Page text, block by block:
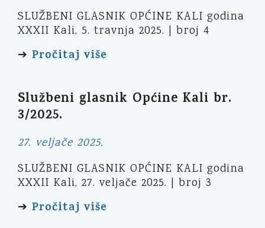
SLUŽBENI GLASNIK OPĆINE KALI godina
XXXII Kali, 5. travnja 2025. | broj 4
➔ Pročitaj više
Službeni glasnik Općine Kali br.
3/2025.
27. veljače 2025.
SLUŽBENI GLASNIK OPĆINE KALI godina
XXXII Kali, 27. veljače 2025. | broj 3
➔ Pročitaj više